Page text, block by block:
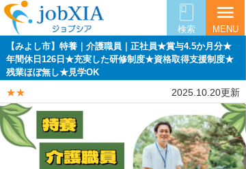
検索
menu
MENU
【みよし市】特養｜介護職員｜正社員★賞与4.5か月分★
年間休日126日★充実した研修制度★資格取得支援制度★
残業ほぼ無し★見学OK
★★ 2025.10.20更新